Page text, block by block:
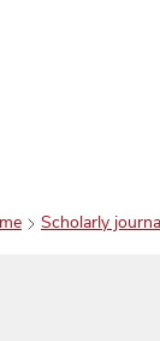
Scholarly